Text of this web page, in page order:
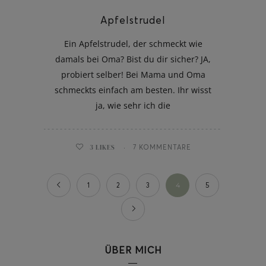
Apfelstrudel
Ein Apfelstrudel, der schmeckt wie
damals bei Oma? Bist du dir sicher? JA,
probiert selber! Bei Mama und Oma
schmeckts einfach am besten. Ihr wisst
ja, wie sehr ich die
3 LIKES 7 KOMMENTARE
1 2 3 4 5
ÜBER MICH